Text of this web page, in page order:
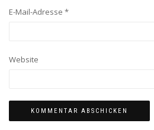
E-Mail-Adresse *
Website